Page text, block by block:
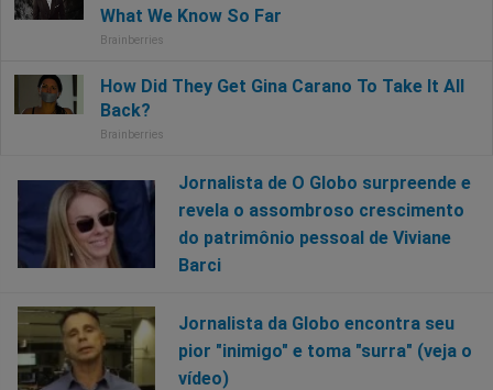
Jornalista de O Globo surpreende e
revela o assombroso crescimento
do patrimônio pessoal de Viviane
Barci
Jornalista da Globo encontra seu
pior "inimigo" e toma "surra" (veja o
vídeo)